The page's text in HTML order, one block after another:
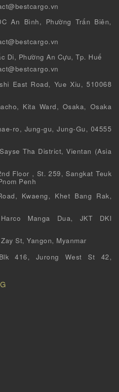
An Bình, Phường Trấn Biên,
Di, Phường An Cựu, Tp. Huế
East Road, Yue Xiu, 510068
Kita Ward, Osaka, Osaka
ro, Jung-gu, Jung-Gu, 04555
Tha District, Vientan (Asia
Floor , St. 259, Sangkat Teuk
Penh
Kwaeng, Khet Bang Rak,
Manga Dua, JKT DKI
St, Yangon, Myanmar
416, Jurong West St 42,